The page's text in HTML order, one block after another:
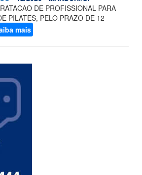
DE PROFISSIONAL PARA
PILATES, PELO PRAZO DE 12
mais